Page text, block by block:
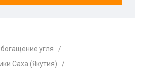
угля
Саха (Якутия)